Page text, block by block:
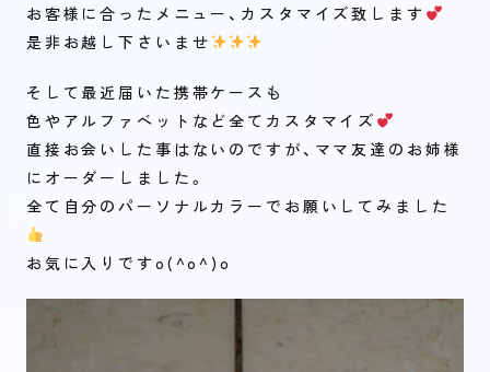
お客様に合ったメニュー、カスタマイズ致します
是非お越し下さいませ
そして最近届いた携帯ケースも
色やアルファベットなど全てカスタマイズ
直接お会いした事はないのですが、ママ友達のお姉様
にオーダーしました。
全て自分のパーソナルカラーでお願いしてみました
お気に入りですo(^o^)o